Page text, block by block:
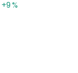
+9 %